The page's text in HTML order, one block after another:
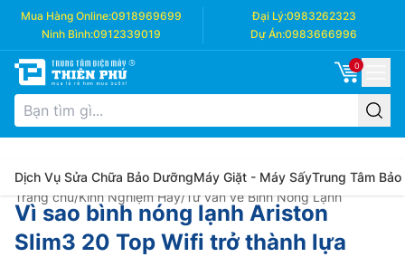
Mua Hàng Online:0918969699 Đại Lý:0983262323
Ninh Bình:0912339019 Dự Án:0983666996
0
Dịch Vụ Sửa Chữa Bảo DưỡngMáy Giặt - Máy SấyTrung Tâm Bảo
Trang chủ/Kinh Nghiệm Hay/Tư vấn về Bình Nóng Lạnh
Vì sao bình nóng lạnh Ariston
Slim3 20 Top Wifi trở thành lựa